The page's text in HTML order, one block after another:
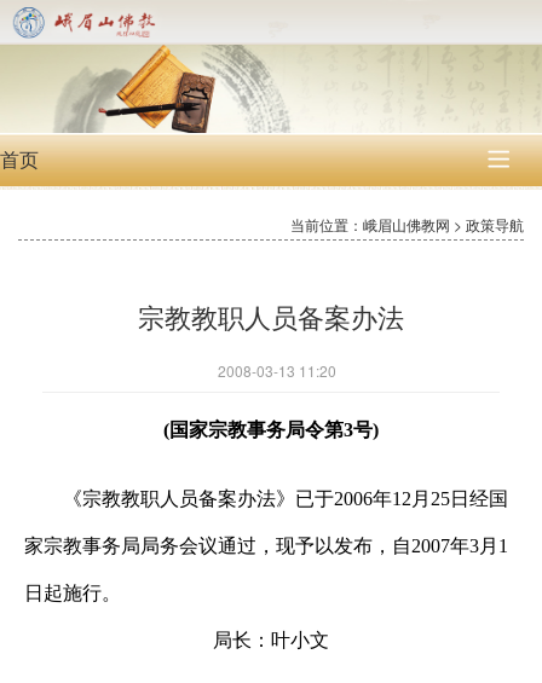
首页 
当前位置：峨眉山佛教网 > 政策导航
宗教教职人员备案办法
2008-03-13 11:20
(国家宗教事务局令第3号)
《宗教教职人员备案办法》已于2006年12 月 25日经国
家宗教事务局局务会议通过，现予以发布，自2007年3月 1
日起施行。
局长：叶小文